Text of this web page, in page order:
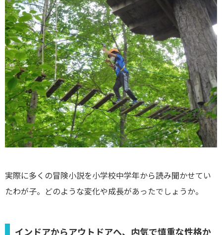
実際に多くの冒険小説を小学校中学年から読み聞かせてい
たわが子。どのような変化や成長があったでしょうか。
インドアからアウトドアへ、内気で慎重な性格か